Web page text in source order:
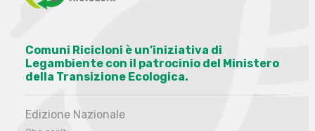
Comuni Ricicloni è un’iniziativa di
Legambiente con il patrocinio del Ministero
della Transizione Ecologica.
Edizione Nazionale